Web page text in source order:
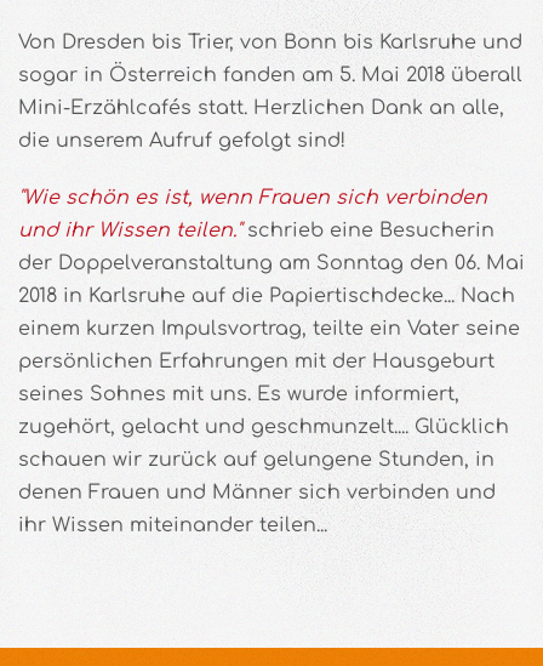
Von Dresden bis Trier, von Bonn bis Karlsruhe und
sogar in Österreich fanden am 5. Mai 2018 überall
Mini-Erzählcafés statt. Herzlichen Dank an alle,
die unserem Aufruf gefolgt sind!
"Wie schön es ist, wenn Frauen sich verbinden
und ihr Wissen teilen."schrieb eine Besucherin
der Doppelveranstaltung am Sonntag den 06. Mai
2018 in Karlsruhe auf die Papiertischdecke... Nach
einem kurzen Impulsvortrag, teilte ein Vater seine
persönlichen Erfahrungen mit der Hausgeburt
seines Sohnes mit uns. Es wurde informiert,
zugehört, gelacht und geschmunzelt.... Glücklich
schauen wir zurück auf gelungene Stunden, in
denen Frauen und Männer sich verbinden und
ihr Wissen miteinander teilen...